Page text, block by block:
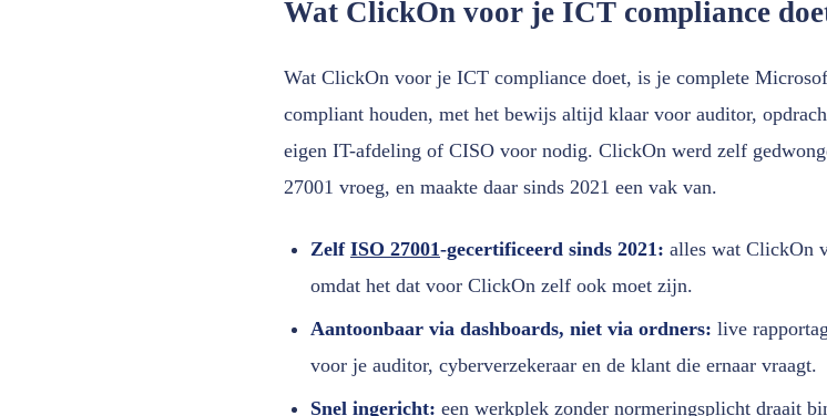
Wat ClickOn voor je ICT compliance
Wat ClickOn voor je ICT compliance doet, is je complete
compliant houden, met het bewijs altijd klaar voor auditor,
eigen IT-afdeling of CISO voor nodig. ClickOn werd zelf
27001 vroeg, en maakte daar sinds 2021 een vak van.
Zelf ISO 27001-gecertificeerd sinds 2021: alles wat ClickOn
omdat het dat voor ClickOn zelf ook moet zijn.
Aantoonbaar via dashboards, niet via ordners: live
voor je auditor, cyberverzekeraar en de klant die ernaar vraagt.
Snel ingericht: een werkplek zonder normeringsplicht draait